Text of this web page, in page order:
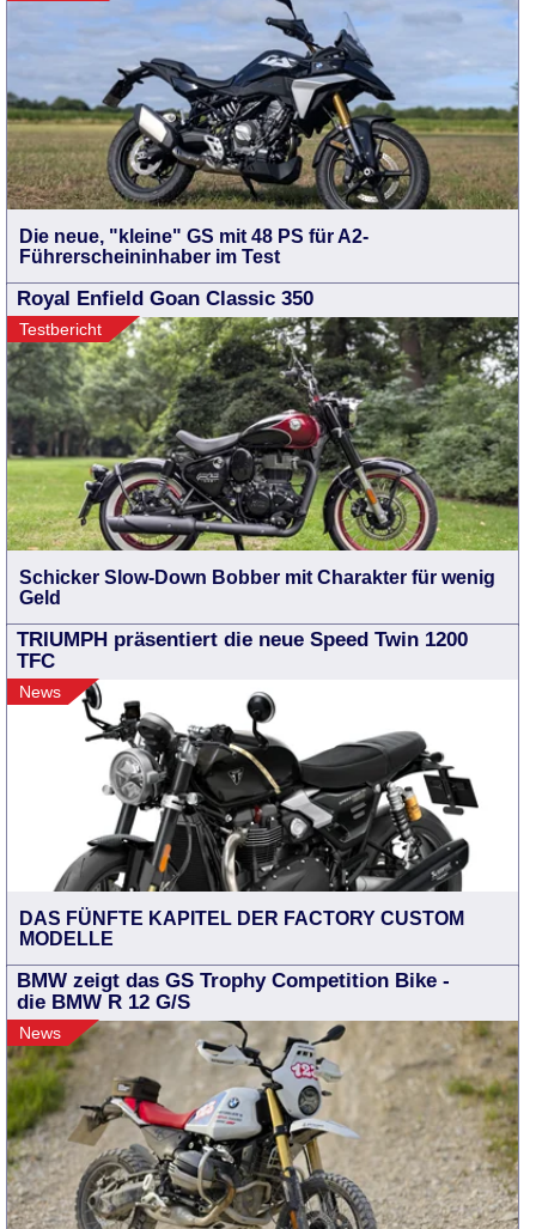
Die neue, "kleine" GS mit 48 PS für A2-
Führerscheininhaber im Test
Royal Enfield Goan Classic 350
Testbericht
Schicker Slow-Down Bobber mit Charakter für wenig
Geld
TRIUMPH präsentiert die neue Speed Twin 1200
TFC
News
DAS FÜNFTE KAPITEL DER FACTORY CUSTOM
MODELLE
BMW zeigt das GS Trophy Competition Bike -
die BMW R 12 G/S
News